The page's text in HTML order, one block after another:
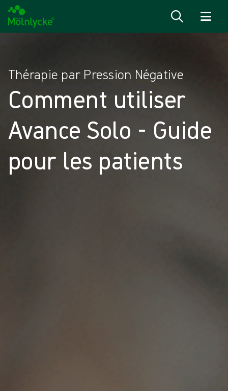
Thérapie par Pression Négative
Comment utiliser
Avance Solo - Guide
pour les patients